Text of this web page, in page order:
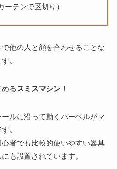
テンで区切り）
他の人と顔を合わせることな
。
る スミスマシン！
ルに沿って動くバーベルがマ
。
者でも比較的使いやすい器具
も設置されています。